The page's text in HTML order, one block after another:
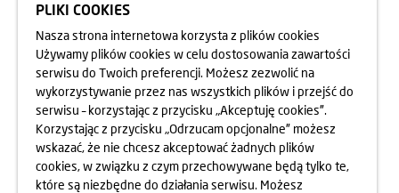
DZIECI
dowiedz się więcej
PLIKI COOKIES
Nasza strona internetowa korzysta z plików cookies
Używamy plików cookies w celu dostosowania zawartości
serwisu do Twoich preferencji. Możesz zezwolić na
wykorzystywanie przez nas wszystkich plików i przejść do
serwisu – korzystając z przycisku „Akceptuję cookies”.
Korzystając z przycisku „Odrzucam opcjonalne” możesz
wskazać, że nie chcesz akceptować żadnych plików
cookies, w związku z czym przechowywane będą tylko te,
które są niezbędne do działania serwisu. Możesz